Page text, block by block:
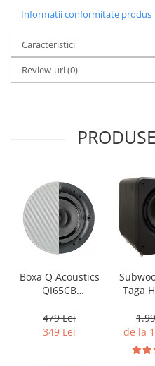
Informatii conformitate produs
Caracteristici
Review-uri(0)
Boxa Q Acoustics
QI65CB
Ceiling (1 buc)
479 Lei
349 Lei
Taga
de la